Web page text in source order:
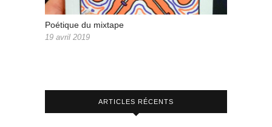
Poétique du mixtape
19 avril 2019
ARTICLES RÉCENTS